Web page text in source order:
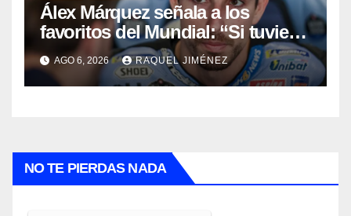
Álex Márquez señala a los
favoritos del Mundial: “Si tuviera
que apostar mi dinero, ya sabéis
por quién sería”
AGO 6, 2026 RAQUEL JIMÉNEZ
NO TE PIERDAS NADA